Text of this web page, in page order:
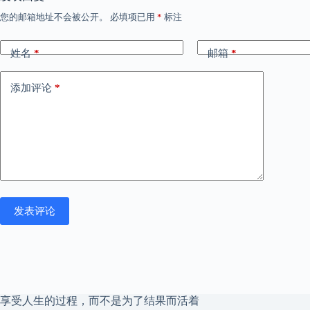
您的邮箱地址不会被公开。 必填项已用 * 标注
姓名* 邮箱*
添加评论 *
发表评论
享受人生的过程，而不是为了结果而活着